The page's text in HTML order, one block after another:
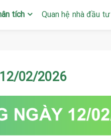
tích Quan hệ nhà đầu tư
12/02/2026